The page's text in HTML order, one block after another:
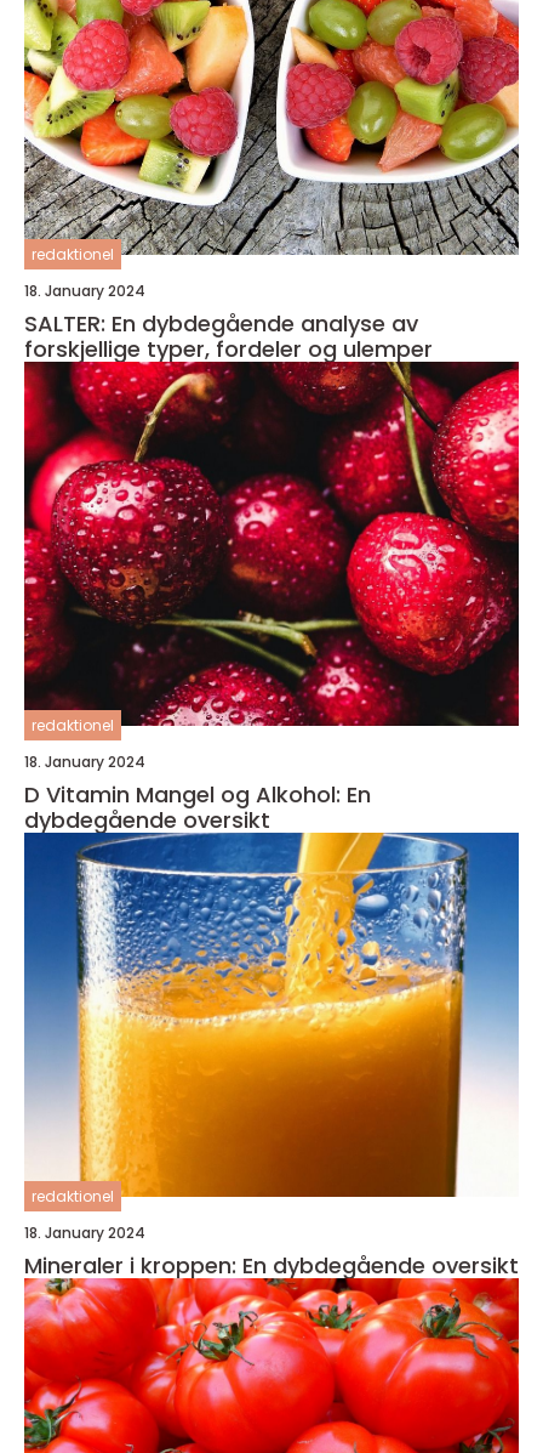
redaktionel
18. January 2024
SALTER: En dybdegående analyse av
forskjellige typer, fordeler og ulemper
redaktionel
18. January 2024
D Vitamin Mangel og Alkohol: En
dybdegående oversikt
redaktionel
18. January 2024
Mineraler i kroppen: En dybdegående oversikt